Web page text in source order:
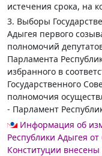
истечения срока, на
3. Выборы
Адыгея первого
полномочий
Парламента
избранного в
Государственного
полномочия
- Парламент
Информация об
Республики Адыгея
Конституции